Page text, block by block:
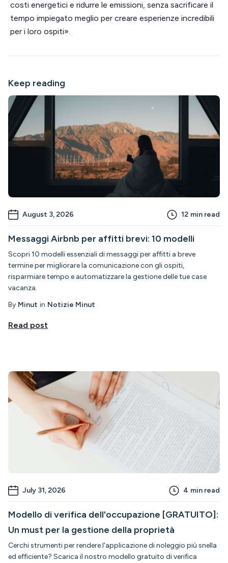
costi energetici e ridurre le emissioni, senza sacrificare il
tempo impiegato meglio per creare esperienze incredibili
per i loro ospiti».
Keep reading
August 3, 2026 12 min read
Messaggi Airbnb per affitti brevi: 10 modelli
Scopri 10 modelli essenziali di messaggi per affitti a breve
termine per migliorare la comunicazione con gli ospiti,
risparmiare tempo e automatizzare la gestione delle tue case
vacanza.
By Minut in Notizie Minut
Read post
July 31, 2026 4 min read
Modello di verifica dell'occupazione [GRATUITO]:
Un must per la gestione della proprietà
Cerchi strumenti per rendere l'applicazione di noleggio più snella
ed efficiente? Scarica il nostro modello gratuito di verifica